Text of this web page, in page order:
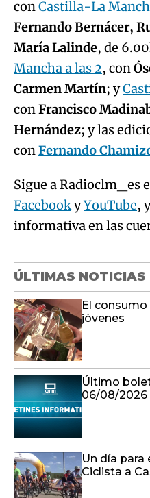
conCastilla-La
Fernando Bernácer,
María Lalinde, de
Mancha a las 2, con
Carmen Martín; y
conFrancisco
Hernández; y las
conFernando
Sigue a Radioclm_es
FacebookyYouTube,
informativa en las
ÚLTIMAS NOTICIAS
El
jóvenes
Último
06/08/2026
Un día para
Ciclista a